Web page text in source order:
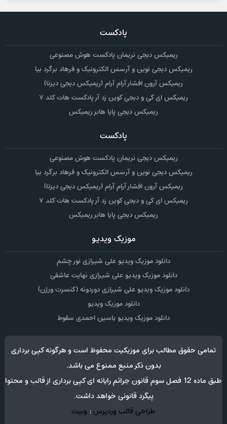
پادکست
ریمیکس دیجی نریمان پادکست هوش مصنوعی
ریمیکس دیجی نوین و آرسس الکترونیک و فرهاد برگرد بیا
ریمیکس آرون افشار آرام آرام (ریمیکس دیجی دیزنا)
ریمیکس ای کی و دیجی کوین زد آر پادکست هات کلد ۷
ریمیکس دیجی پایا هابر ریمیکس
پادکست
ریمیکس دیجی نریمان پادکست هوش مصنوعی
ریمیکس دیجی نوین و آرسس الکترونیک و فرهاد برگرد بیا
ریمیکس آرون افشار آرام آرام (ریمیکس دیجی دیزنا)
ریمیکس ای کی و دیجی کوین زد آر پادکست هات کلد ۷
ریمیکس دیجی پایا هابر ریمیکس
موزیک ویدیو
دانلود موزیک ویدیو علی شیرازی نور چشم
دانلود موزیک ویدیو علی شیرازی نهایت عاشقی
دانلود موزیک ویدیو علی شیرازی دوردونه (کنسرت ورژن)
دانلود موزیک ویدیو
دانلود موزیک ویدیو یاسین احمدی سقوط
تمامی حقوق مطالب برای موزیکیت محفوظ است و هرگونه کپی برداری
بدون ذکر منبع ممنوع می باشد.
طبق ماده 12 فصل سوم قانون جرائم رایانه ای کپی برداری از قالب و محتوا
پیگرد قانونی خواهد داشت.
طراحی قالب وردپرس: وبیت